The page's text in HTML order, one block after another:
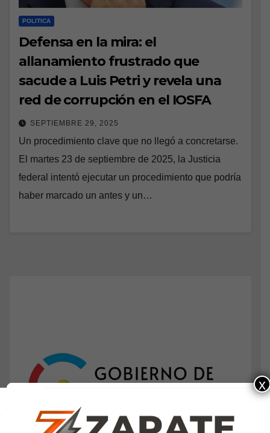
POLITICA
Defensa en la mira: el
allanamiento frustrado que
sacude a Luis Petri y revela una
red de corrupción en el IOSFA
SEPTIEMBRE 29, 2025
Un procedimiento clave que no llegó a concretarse.
El martes 23 de septiembre de 2025, la Justicia
federal intentó ejecutar un procedimiento que podría
haber marcado un antes y un…
x